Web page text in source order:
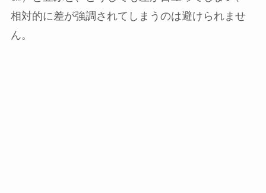
相対的に差が強調されてしまうのは避けられませ
ん。